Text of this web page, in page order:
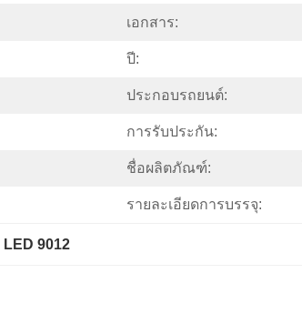
เอกสาร:
ปี:
ประกอบรถยนต์:
การรับประกัน:
ชื่อผลิตภัณฑ์:
รายละเอียดการบรรจุ:
9012